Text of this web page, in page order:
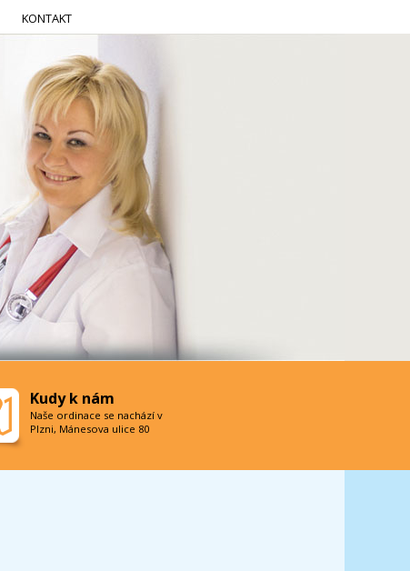
KONTAKT
Kudy k nám
Naše ordinace se nachází v
Plzni, Mánesova ulice 80